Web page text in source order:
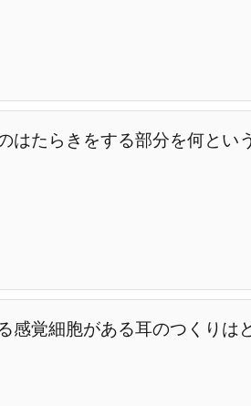
はたらきをする部分を何とい
感覚細胞がある耳のつくりは